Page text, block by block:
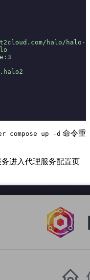
halo/halo-
compose up -d 命令重
进入代理服务配置页